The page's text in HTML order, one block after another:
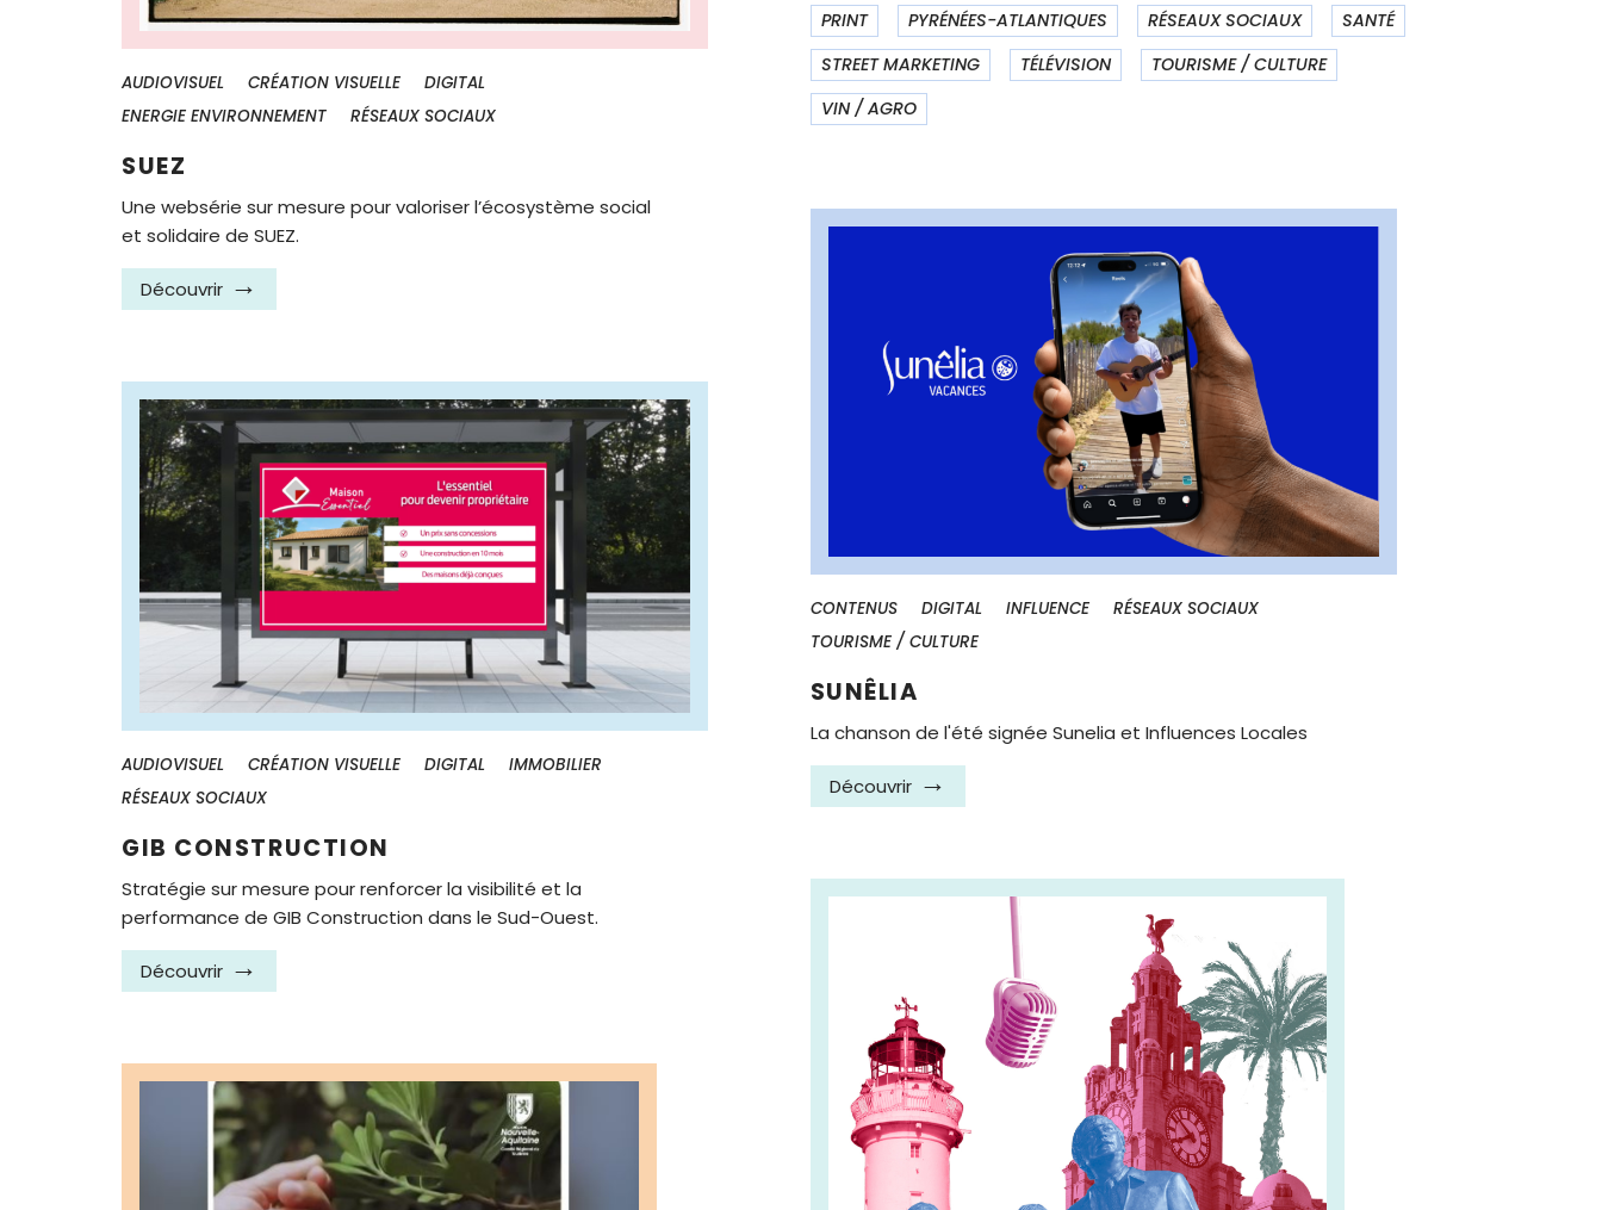
PRINT PYRÉNÉES-ATLANTIQUES RÉSEAUX SOCIAUX
SANTÉ
STREET MARKETING
TÉLÉVISION
TOURISME / CULTURE
VIN / AGRO
AUDIOVISUEL CRÉATION VISUELLE
DIGITAL
ENERGIE ENVIRONNEMENT
RÉSEAUX SOCIAUX
SUEZ
Une websérie sur mesure pour valoriser l’écosystème social
et solidaire de SUEZ.
Découvrir
AUDIOVISUEL CRÉATION VISUELLE DIGITAL
IMMOBILIER
RÉSEAUX SOCIAUX
GIB CONSTRUCTION
Stratégie sur mesure pour renforcer la visibilité et la
performance de GIB Construction dans le Sud-Ouest.
Découvrir
CONTENUS DIGITAL INFLUENCE
RÉSEAUX SOCIAUX
TOURISME / CULTURE
SUNÊLIA
La chanson de l'été signée Sunelia et Influences Locales
Découvrir